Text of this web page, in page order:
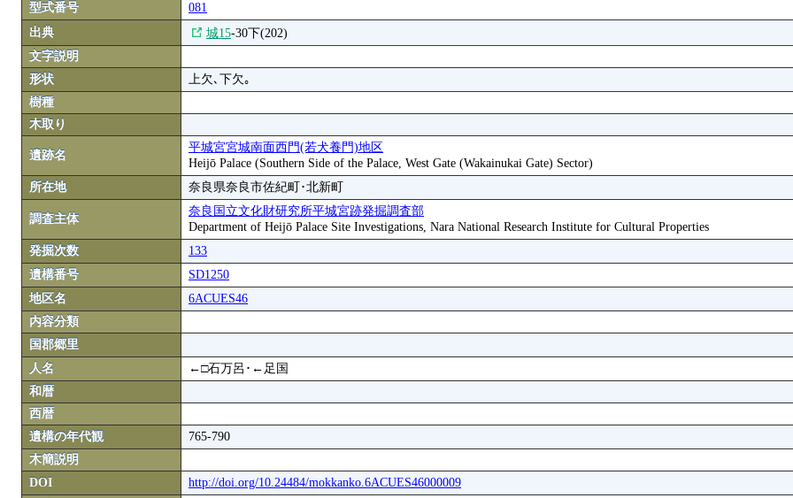
型式番号
081
出典
城15-30下(202)
文字説明
形状
上欠､下欠｡
樹種
木取り
遺跡名
平城宮宮城南面西門(若犬養門)地区
Heijō Palace (Southern Side of the Palace, West Gate (Wakainukai Gate) Sector)
所在地
奈良県奈良市佐紀町･北新町
調査主体
奈良国立文化財研究所平城宮跡発掘調査部
Department of Heijō Palace Site Investigations, Nara National Research Institute for Cultural Properties
発掘次数
133
遺構番号
SD1250
地区名
6ACUES46
内容分類
国郡郷里
人名
←□石万呂･←足国
和暦
西暦
遺構の年代観
765-790
木簡説明
DOI
http://doi.org/10.24484/mokkanko.6ACUES46000009